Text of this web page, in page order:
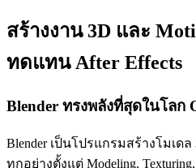
สร้างงาน 3D และ
ทดแทน After Effects
Blender ทรงพลังที่สุดในโลก
Blender เป็นโปรแกรมสร้างโมเ
ทุกอย่างตั้งแต่ Modeling,